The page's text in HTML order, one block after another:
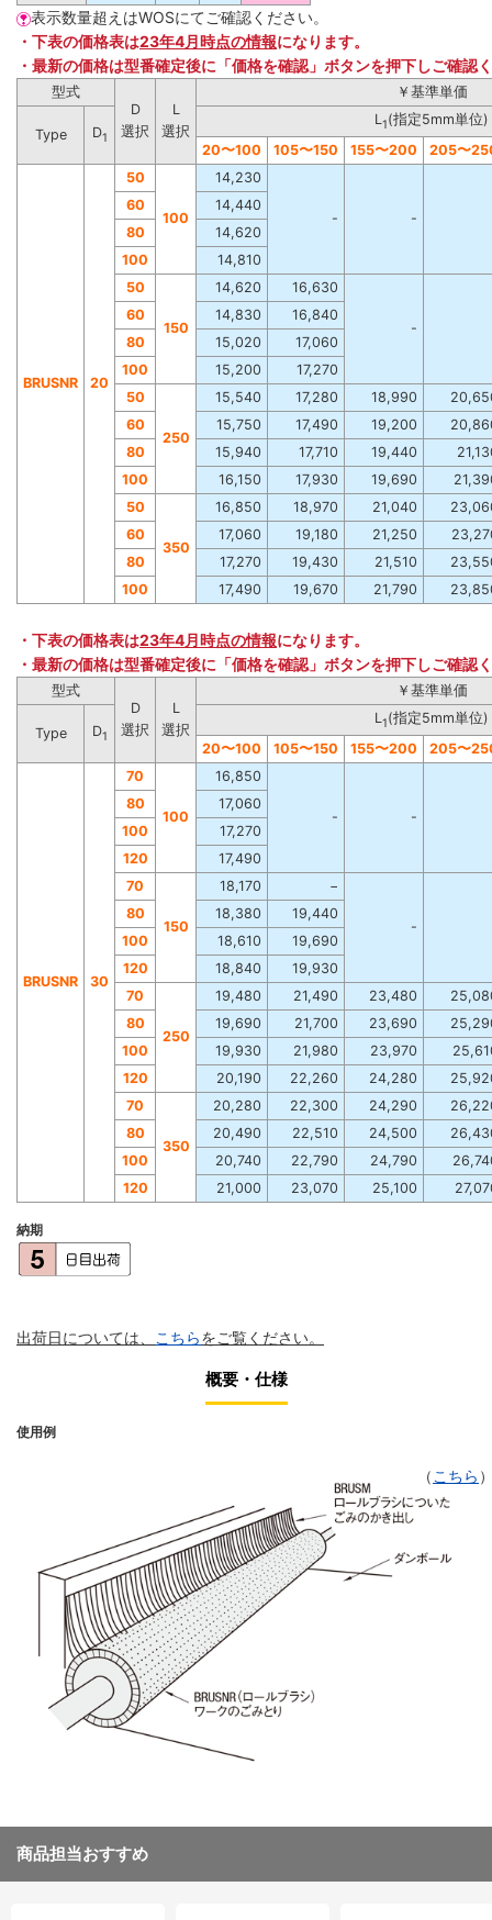
表示数量超えはWOSにてご確認ください。
・下表の価格表は23年4月時点の情報になります。
・最新の価格は型番確定後に「価格を確認」ボタンを押下しご確認
型式
D
選択
L
選択
￥基準単価
Type D1
L 1(指定5mm単位)
20〜100 105〜150 155〜200 205〜
BRUSNR 20
50
100
14,230
- -
60
14,440
80
14,620
100
14,810
50
150
14,620 16,630
-
60 14,830
16,840
80
15,020
17,060
100
15,200
17,270
50
250
15,540 17,280 18,990
60
15,750 17,490 19,200
80
15,940 17,710 19,440
100
16,150 17,930 19,690
50
350
16,850 18,970 21,040
60
17,060 19,180 21,250
80
17,270 19,430 21,510
100
17,490 19,670 21,790
・下表の価格表は23年4月時点の情報になります。
・最新の価格は型番確定後に「価格を確認」ボタンを押下しご確認
型式
D
選択
L
選択
￥基準単価
Type D1
L 1(指定5mm単位)
20〜100 105〜150 155〜200 205〜
BRUSNR 30
70
100
16,850
- -
80
17,060
100
17,270
120
17,490
70
150
18,170 −
-
80 18,380
19,440
100
18,610
19,690
120
18,840
19,930
70
250
19,480 21,490 23,480
80
19,690 21,700 23,690
100
19,930 21,980 23,970
120
20,190 22,260 24,280
70
350
20,280 22,300 24,290
80
20,490 22,510 24,500
100
20,740 22,790 24,790
120
21,000 23,070 25,100
納期
出荷日については、 こちらをご覧ください。
概要・仕様
使用例
（ こちら
商品担当おすすめ